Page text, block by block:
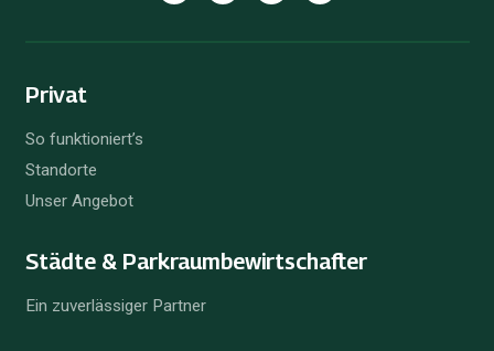
Privat
So funktioniert’s
Standorte
Unser Angebot
Städte & Parkraum­bewirtschafter
Ein zuverlässiger Partner